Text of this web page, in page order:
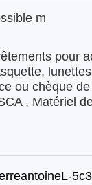
m
pour
ou chèque
, Matériel